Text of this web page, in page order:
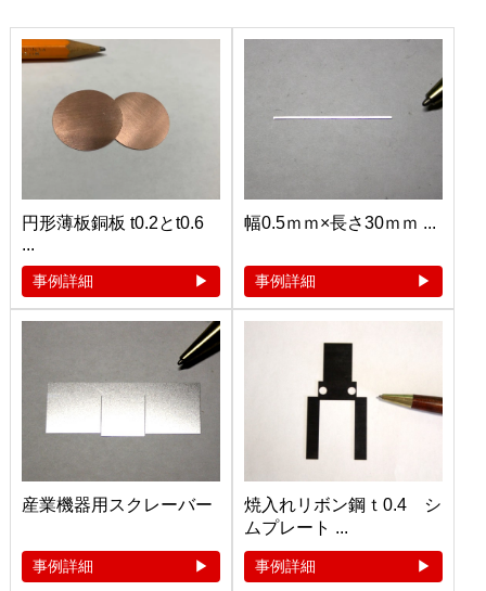
円形薄板銅板 t0.2とt0.6
...
事例詳細
幅0.5ｍｍ×長さ30ｍｍ ...
事例詳細
産業機器用スクレーバー
事例詳細
焼入れリボン鋼ｔ0.4 シ
ムプレート ...
事例詳細